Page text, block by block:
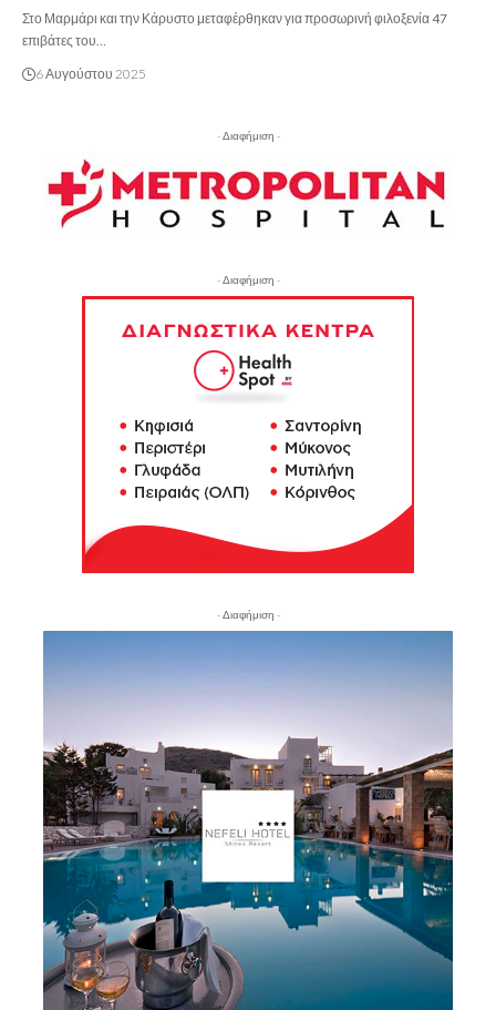
Στο Μαρμάρι και την Κάρυστο μεταφέρθηκαν για προσωρινή φιλοξενία 47
επιβάτες του…
6 Αυγούστου 2025
- Διαφήμιση -
- Διαφήμιση -
- Διαφήμιση -